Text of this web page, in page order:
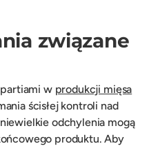
związane
w produkcji mięsa
ścisłej kontroli nad
odchylenia mogą
produktu. Aby